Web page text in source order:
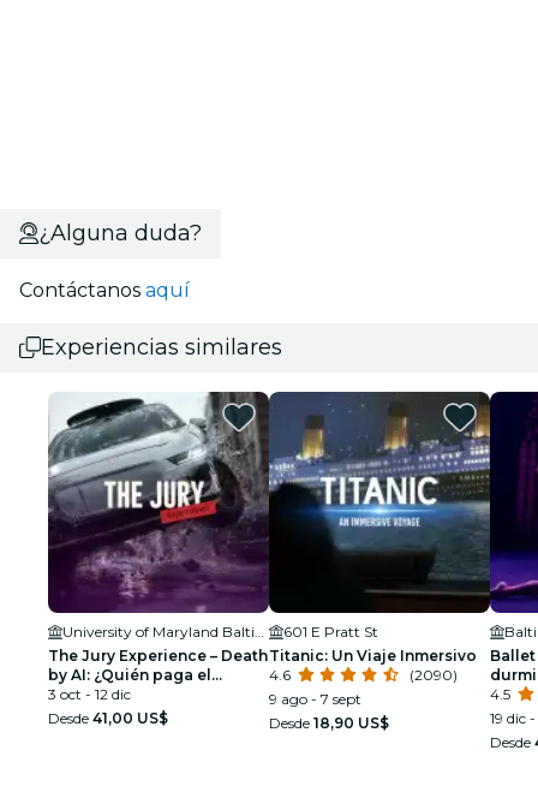
¿Alguna duda?
Contáctanos aquí
Experiencias similares
The Jury Experience – Death
by AI: ¿Quién paga el
precio?
3 oct - 12 dic
Desde 41,00 US$
601 E Pratt St
Titanic: Un Viaje Inmersivo
4.6
(2090)
9 ago - 7 sept
Desde 18,90 US$
4.5
19 dic
Desde